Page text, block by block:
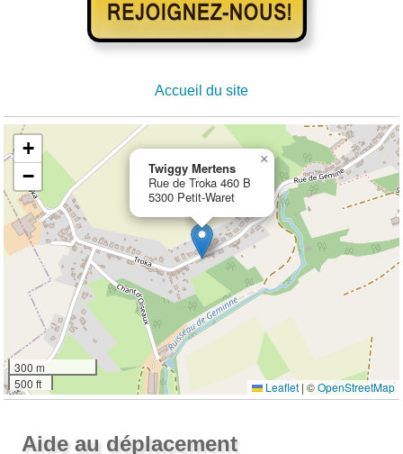
Accueil du site
Twiggy Mertens
Rue de Troka 460 B
5300 Petit-Waret
×
+
−
300 m
500 ft
Leaflet | ©OpenStreetMap
Aide au déplacement